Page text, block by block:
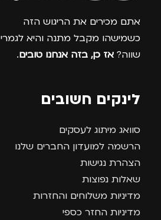
אתם מכירים את הריגוש הזה
כשמישהו מקבל מתנה והיא לגמרי
שווה? אז כן, בזה אנחנו טובים.
לינקים חשובים
סוואג מיתוג לעסקים
הרשמה למועדון החברים שלנו
הצהרת נגישות
שאלות נפוצות
מדיניות משלוחים והחזרות
מדיניות החזר כספי